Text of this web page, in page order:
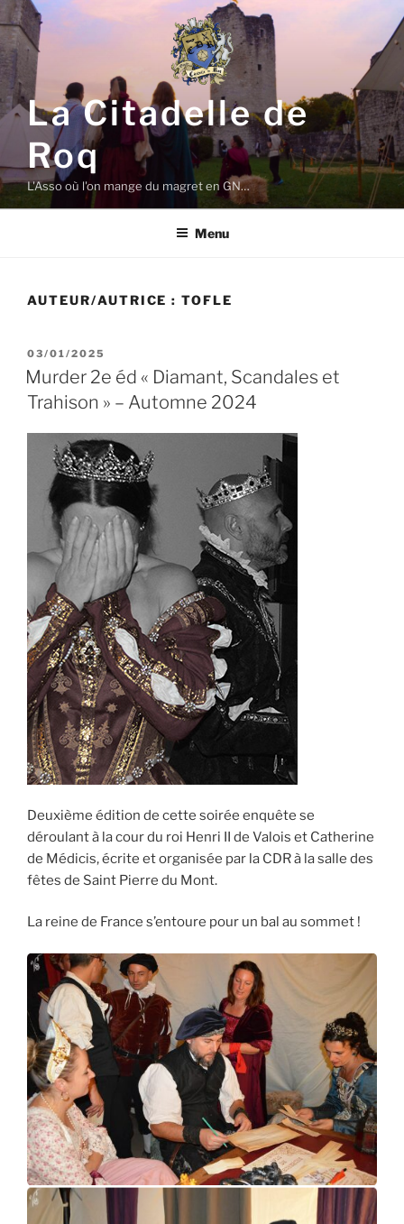
Aller
au
contenu
principal
La Citadelle de
Roq
L'Asso où l'on mange du magret en GN…
Menu
AUTEUR/AUTRICE :TOFLE
PUBLIÉ
LE
03/01/2025
Murder 2e éd « Diamant, Scandales et
Trahison » – Automne 2024
Deuxième édition de cette soirée enquête se
déroulant à la cour du roi Henri II de Valois et Catherine
de Médicis, écrite et organisée par la CDR à la salle des
fêtes de Saint Pierre du Mont.
La reine de France s’entoure pour un bal au sommet !